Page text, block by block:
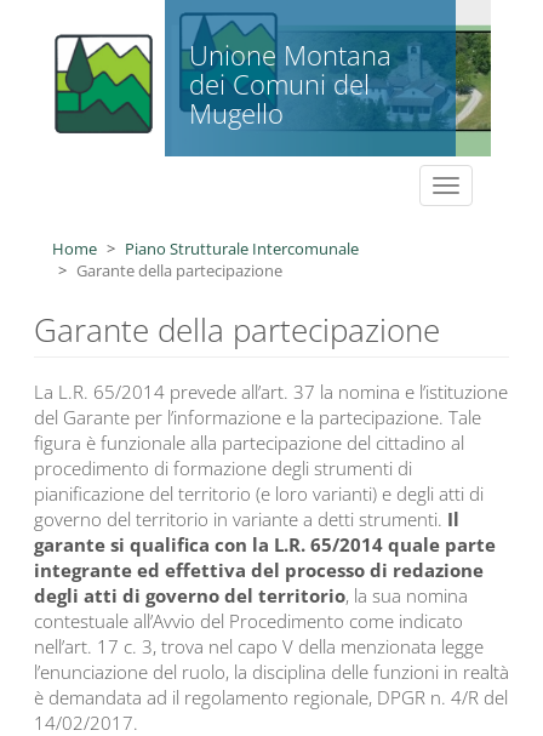
Salta al contenuto principale
Unione Montana
dei Comuni del
Mugello
Toggle
navigation
Home
Piano Strutturale Intercomunale
Garante della partecipazione
Garante della partecipazione
La L.R. 65/2014 prevede all’art. 37 la nomina e l’istituzione
del Garante per l’informazione e la partecipazione. Tale
figura è funzionale alla partecipazione del cittadino al
procedimento di formazione degli strumenti di
pianificazione del territorio (e loro varianti) e degli atti di
governo del territorio in variante a detti strumenti. Il
garante si qualifica con la L.R. 65/2014 quale parte
integrante ed effettiva del processo di redazione
degli atti di governo del territorio, la sua nomina
contestuale all’Avvio del Procedimento come indicato
nell’art. 17 c. 3, trova nel capo V della menzionata legge
l’enunciazione del ruolo, la disciplina delle funzioni in realtà
è demandata ad il regolamento regionale, DPGR n. 4/R del
14/02/2017.